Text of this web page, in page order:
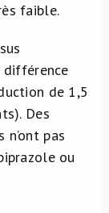
faible.
différence
de 1,5
Des
pas
ou